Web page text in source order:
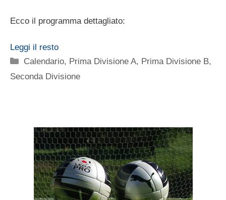
Ecco il programma dettagliato:
Leggi il resto
Categorie
Calendario, Prima Divisione A, Prima Divisione B,
Seconda Divisione